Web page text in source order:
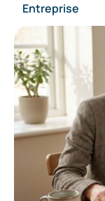
Entreprise